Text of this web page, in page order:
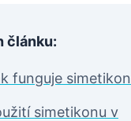
článku:
funguje simetikon
simetikonu v